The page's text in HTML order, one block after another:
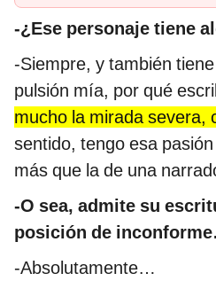
-¿Ese personaje tiene
-Siempre, y también
pulsión mía, por qué
mucho la mirada severa,
sentido, tengo esa
más que la de una
-O sea, admite su
posición de
-Absolutamente…